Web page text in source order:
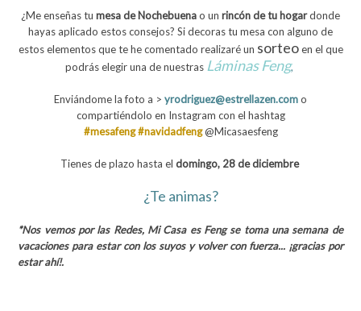
¿Me enseñas tu mesa de Nochebuenao un rincón de tu hogardonde
hayas aplicado estos consejos? Si decoras tu mesa con alguno de
estos elementos que te he comentado realizaré un sorteoen el que
podrás elegir una de nuestras Láminas Feng,
Enviándome la foto a > yrodriguez@estrellazen.como
compartiéndolo en Instagram con el hashtag
#mesafeng #navidadfeng@Micasaesfeng
Tienes de plazo hasta el domingo, 28 de diciembre
¿Te animas?
*Nos vemos por las Redes, Mi Casa es Feng se toma una semana de
vacaciones para estar con los suyos y volver con fuerza... ¡gracias por
estar ahí!.